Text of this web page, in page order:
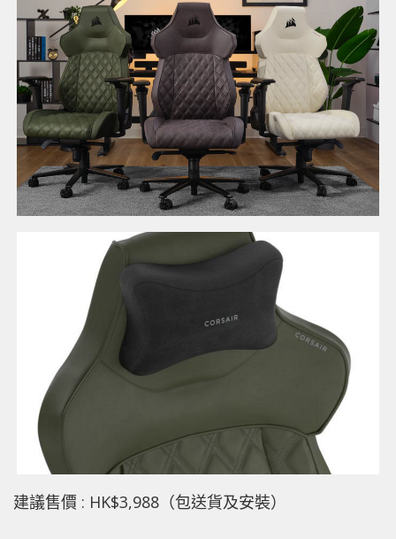
建議售價 : HK$3,988（包送貨及安裝）